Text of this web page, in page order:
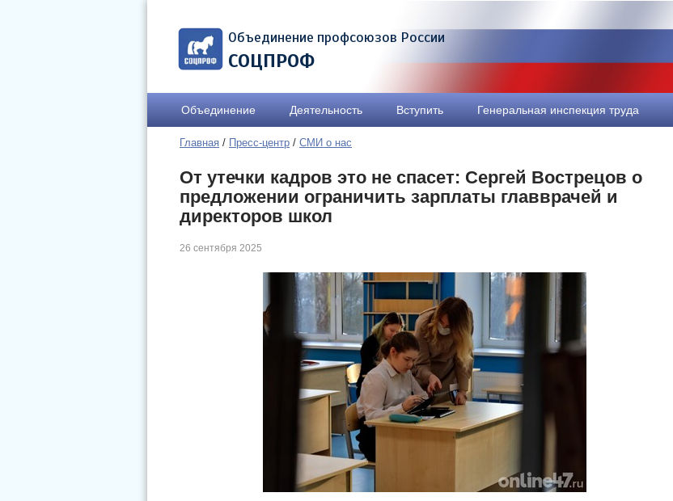
Объединение профсоюзов России
СОЦПРОФ
Объединение Деятельность Вступить Генеральная инспекция труда
Главная / Пресс-центр / СМИ о нас
От утечки кадров это не спасет: Сергей Вострецов о
предложении ограничить зарплаты главврачей и
директоров школ
26 сентября 2025